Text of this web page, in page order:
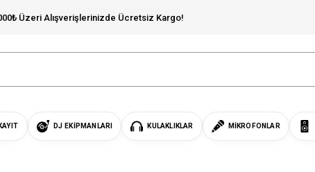
Üzeri Alışverişlerinizde Ücretsiz Kargo!
DJ EKIPMANLARI KULAKLIKLAR MIKROFONLAR